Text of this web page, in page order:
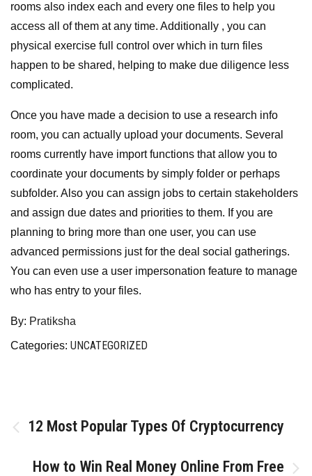
rooms also index each and every one files to help you
access all of them at any time. Additionally , you can
physical exercise full control over which in turn files
happen to be shared, helping to make due diligence less
complicated.
Once you have made a decision to use a research info
room, you can actually upload your documents. Several
rooms currently have import functions that allow you to
coordinate your documents by simply folder or perhaps
subfolder. Also you can assign jobs to certain stakeholders
and assign due dates and priorities to them. If you are
planning to bring more than one user, you can use
advanced permissions just for the deal social gatherings.
You can even use a user impersonation feature to manage
who has entry to your files.
By: Pratiksha
Categories: UNCATEGORIZED
Post
navigation
12 Most Popular Types Of Cryptocurrency
How to Win Real Money Online From Free